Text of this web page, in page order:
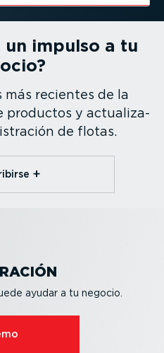
un impulso a tu
más recientes de la
productos y actua­li­za­
de flotas.
ayudar a tu negocio.